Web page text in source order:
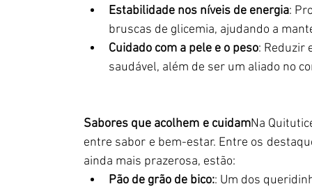
Estabilidade nos níveis de energia:
bruscas de glicemia, ajudando a
Cuidado com a pele e o peso: Reduzir
saudável, além de ser um aliado no
Sabores que acolhem e cuidamNa
entre sabor e bem-estar. Entre os
ainda mais prazerosa, estão:
Pão de grão de bico:: Um dos